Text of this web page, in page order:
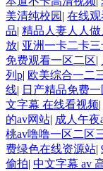
美清纯校园 | 在线
品| 精品人妻人人
放| 亚洲一卡二卡
免费观看一区二区|
列p| 欧美综合一二
线| 日产精品免费
文字幕 在线看视频|
的av网站| 成人午
桃av噜噜一区二区
费绿色在线资源站|
偷拍| 中文字幕 av